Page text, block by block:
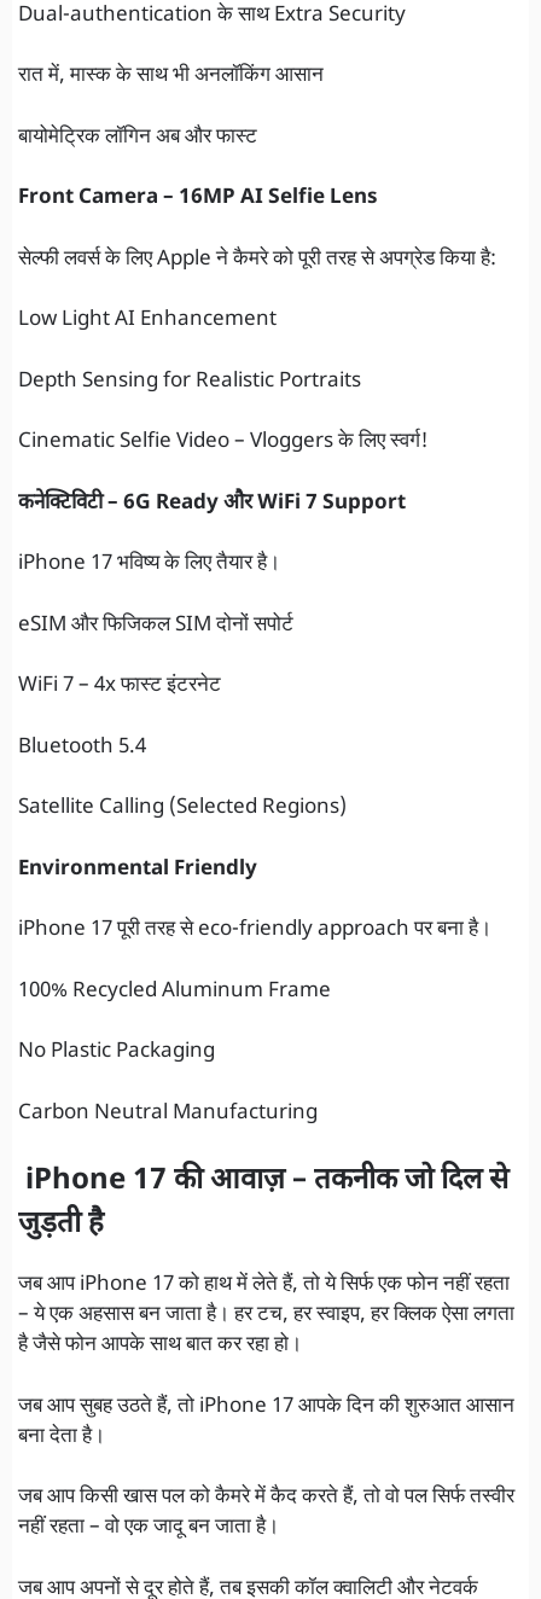
Dual-authentication के साथ Extra Security
रात में, मास्क के साथ भी अनलॉकिंग आसान
बायोमेट्रिक लॉगिन अब और फास्ट
Front Camera – 16MP AI Selfie Lens
सेल्फी लवर्स के लिए Apple ने कैमरे को पूरी तरह से अपग्रेड किया है:
Low Light AI Enhancement
Depth Sensing for Realistic Portraits
Cinematic Selfie Video – Vloggers के लिए स्वर्ग!
कनेक्टिविटी – 6G Ready और WiFi 7 Support
iPhone 17 भविष्य के लिए तैयार है।
eSIM और फिजिकल SIM दोनों सपोर्ट
WiFi 7 – 4x फास्ट इंटरनेट
Bluetooth 5.4
Satellite Calling (Selected Regions)
Environmental Friendly
iPhone 17 पूरी तरह से eco-friendly approach पर बना है।
100% Recycled Aluminum Frame
No Plastic Packaging
Carbon Neutral Manufacturing
iPhone 17 की आवाज़ – तकनीक जो दिल से
जुड़ती है
जब आप iPhone 17 को हाथ में लेते हैं, तो ये सिर्फ एक फोन नहीं रहता
– ये एक अहसास बन जाता है। हर टच, हर स्वाइप, हर क्लिक ऐसा लगता
है जैसे फोन आपके साथ बात कर रहा हो।
जब आप सुबह उठते हैं, तो iPhone 17 आपके दिन की शुरुआत आसान
बना देता है।
जब आप किसी खास पल को कैमरे में कैद करते हैं, तो वो पल सिर्फ तस्वीर
नहीं रहता – वो एक जादू बन जाता है।
जब आप अपनों से दूर होते हैं, तब इसकी कॉल क्वालिटी और नेटवर्क